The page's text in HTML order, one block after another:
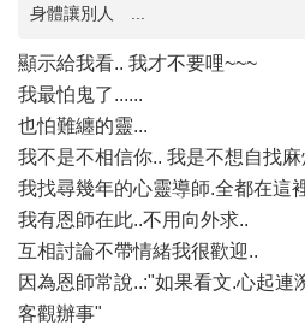
身體讓別人 ...
顯示給我看.. 我才不要哩~~~
我最怕鬼了......
也怕難纏的靈...
我不是不相信你.. 我是不想自找麻
我找尋幾年的心靈導師.全都在這
我有恩師在此..不用向外求..
互相討論不帶情緒我很歡迎..
因為恩師常說..:"如果看文.心起連
客觀辦事"